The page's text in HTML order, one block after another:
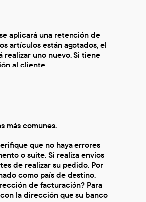
aplicará una retención de
artículos están agotados, el
realizar uno nuevo. Si tiene
al cliente.
más comunes.
que no haya errores
o suite. Si realiza envíos
de realizar su pedido. Por
como país de destino.
de facturación? Para
la dirección que su banco